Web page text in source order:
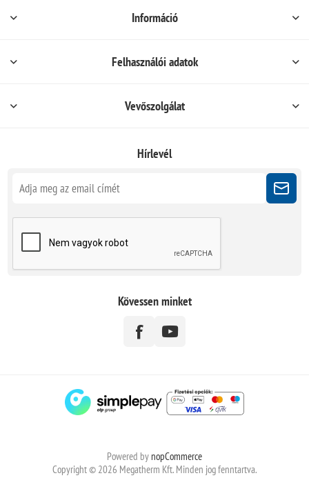
Információ
Felhasználói adatok
Vevőszolgálat
Hírlevél
Kövessen minket
Powered by nopCommerce
Copyright © 2026 Megatherm Kft. Minden jog fenntartva.